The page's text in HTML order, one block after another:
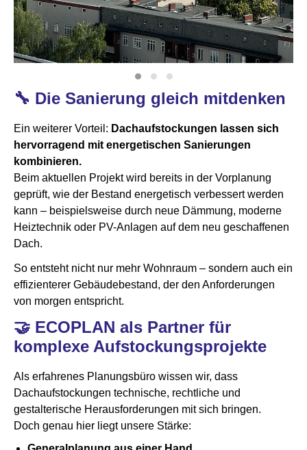
🔧 Die Sanierung gleich mitdenken
Ein weiterer Vorteil: Dachaufstockungen lassen sich
hervorragend mit energetischen Sanierungen
kombinieren.
Beim aktuellen Projekt wird bereits in der Vorplanung
geprüft, wie der Bestand energetisch verbessert werden
kann – beispielsweise durch neue Dämmung, moderne
Heiztechnik oder PV-Anlagen auf dem neu geschaffenen
Dach.
So entsteht nicht nur mehr Wohnraum – sondern auch ein
effizienterer Gebäudebestand, der den Anforderungen
von morgen entspricht.
🤝 ECOPLAN als Partner für
komplexe Aufstockungsprojekte
Als erfahrenes Planungsbüro wissen wir, dass
Dachaufstockungen technische, rechtliche und
gestalterische Herausforderungen mit sich bringen.
Doch genau hier liegt unsere Stärke: